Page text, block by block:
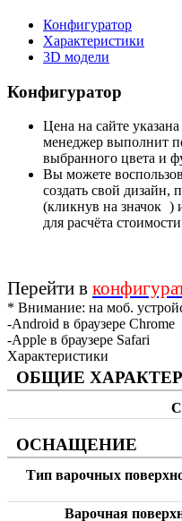
Конфигуратор
Характеристики
3D модели
Конфигуратор
Цена на сайте
менеджер выполнит
выбранного цвета и
Вы можете
создать свой дизайн,
(кликнув на значок )
для расчёта
Перейти в
* Внимание: на моб.
-Android в браузере Chrome
-Apple в браузере Safari
Характеристики
ОБЩИЕ
ОСНАЩЕНИЕ
Тип варочных
Варочная